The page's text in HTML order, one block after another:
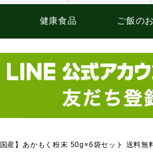
健康食品 ご飯の
国産】あかもく粉末 50g×6袋セット 送料無